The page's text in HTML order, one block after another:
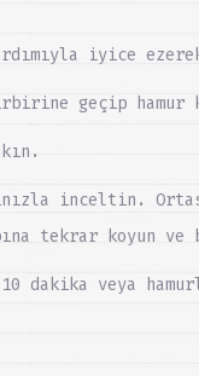
iyice
geçip hamur
inceltin.
tekrar koyun ve
dakika veya